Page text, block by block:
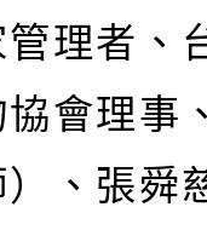
理者、
會理事
、張舜